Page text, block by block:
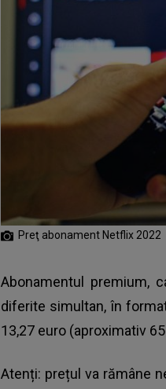
Preţ abonament Netflix 2022
Abonamentul premium,
diferite simultan, în
13,27 euro (aproximativ
Atenți: prețul va rămâne